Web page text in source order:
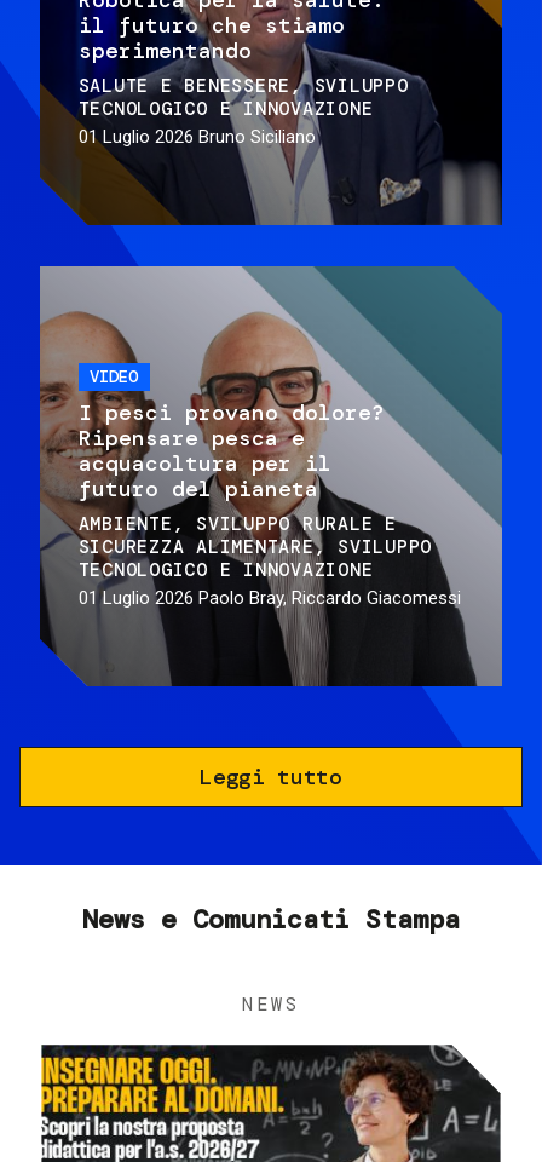
il futuro che stiamo
sperimentando
SALUTE E BENESSERE
SVILUPPO
TECNOLOGICO E INNOVAZIONE
01 Luglio 2026 Bruno Siciliano
VIDEO
I pesci provano dolore?
Ripensare pesca e
acquacoltura per il
futuro del pianeta
AMBIENTE
SVILUPPO RURALE E
SICUREZZA ALIMENTARE
SVILUPPO
TECNOLOGICO E INNOVAZIONE
01 Luglio 2026 Paolo Bray, Riccardo Giacomessi
Leggi tutto
News e Comunicati Stampa
NEWS